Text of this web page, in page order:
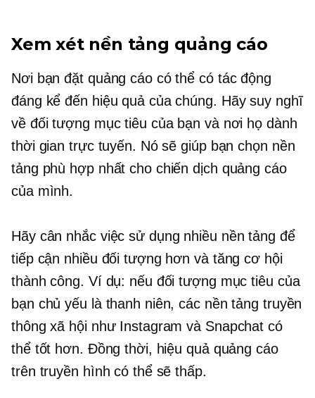
Xem xét nền tảng quảng cáo
Nơi bạn đặt quảng cáo có thể có tác động
đáng kể đến hiệu quả của chúng. Hãy suy nghĩ
về đối tượng mục tiêu của bạn và nơi họ dành
thời gian trực tuyến. Nó sẽ giúp bạn chọn nền
tảng phù hợp nhất cho chiến dịch quảng cáo
của mình.
Hãy cân nhắc việc sử dụng nhiều nền tảng để
tiếp cận nhiều đối tượng hơn và tăng cơ hội
thành công. Ví dụ: nếu đối tượng mục tiêu của
bạn chủ yếu là thanh niên, các nền tảng truyền
thông xã hội như Instagram và Snapchat có
thể tốt hơn. Đồng thời, hiệu quả quảng cáo
trên truyền hình có thể sẽ thấp.